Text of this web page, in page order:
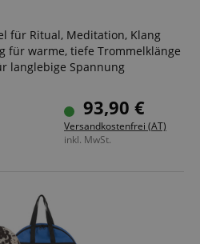
für Ritual, Meditation, Klang
für warme, tiefe Trommelklänge
langlebige Spannung
authentisches Spielgefühl
Healing, Therapie
für direkten Einsatz
93,90 €
Versandkostenfrei (AT)
inkl. MwSt.